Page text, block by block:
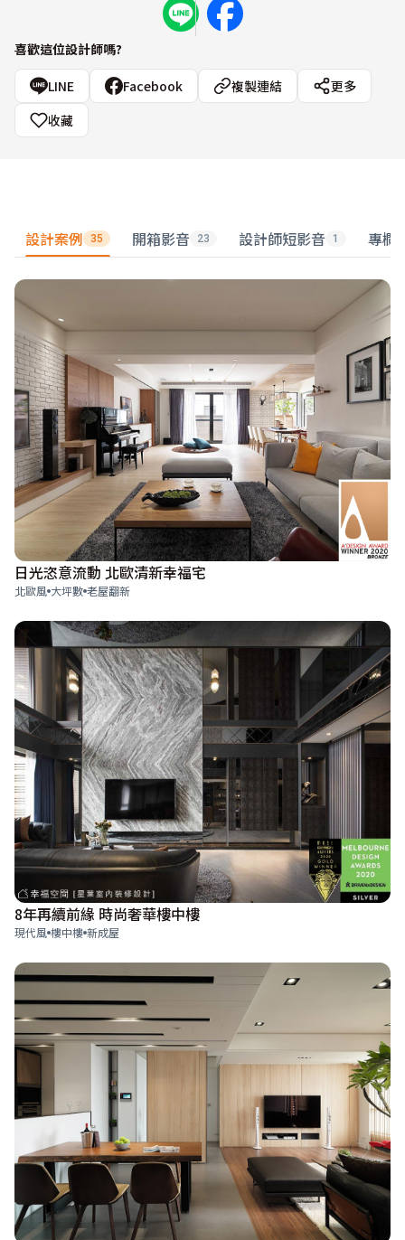
喜歡這位設計師嗎?
LINE Facebook 複製連結
更多
收藏
設計案例 35 開箱影音 23 設計師短影音 1 專欄
日光恣意流動 北歐清新幸福宅
北歐風 大坪數 老屋翻新
8年再續前緣 時尚奢華樓中樓
現代風 樓中樓 新成屋